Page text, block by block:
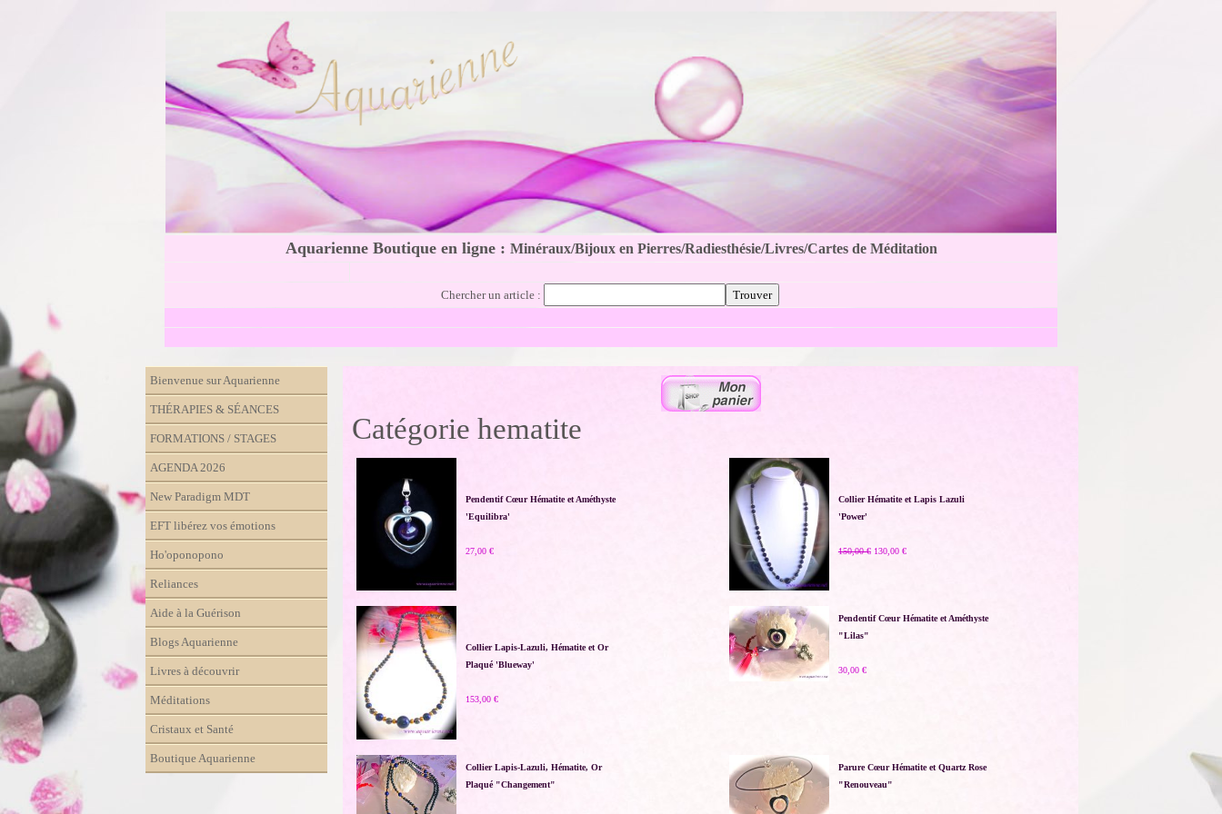
Aquarienne Boutique en ligne : Minéraux/Bijoux en Pierres/Radiesthésie/Livres/Cartes de Méditation
Chercher un article :
Bienvenue sur Aquarienne
THÉRAPIES & SÉANCES
FORMATIONS / STAGES
AGENDA 2026
New Paradigm MDT
EFT libérez vos émotions
Ho'oponopono
Reliances
Aide à la Guérison
Blogs Aquarienne
Livres à découvrir
Méditations
Cristaux et Santé
Boutique Aquarienne
Catégorie hematite
Pendentif Cœur Hématite et Améthyste
'Equilibra'
27,00 €
Collier Hématite et Lapis Lazuli
'Power'
150,00 €130,00 €
Collier Lapis-Lazuli, Hématite et Or
Plaqué 'Blueway'
153,00 €
Pendentif Cœur Hématite et Améthyste
"Lilas"
30,00 €
Collier Lapis-Lazuli, Hématite, Or
Plaqué "Changement"
Parure Cœur Hématite et Quartz Rose
"Renouveau"